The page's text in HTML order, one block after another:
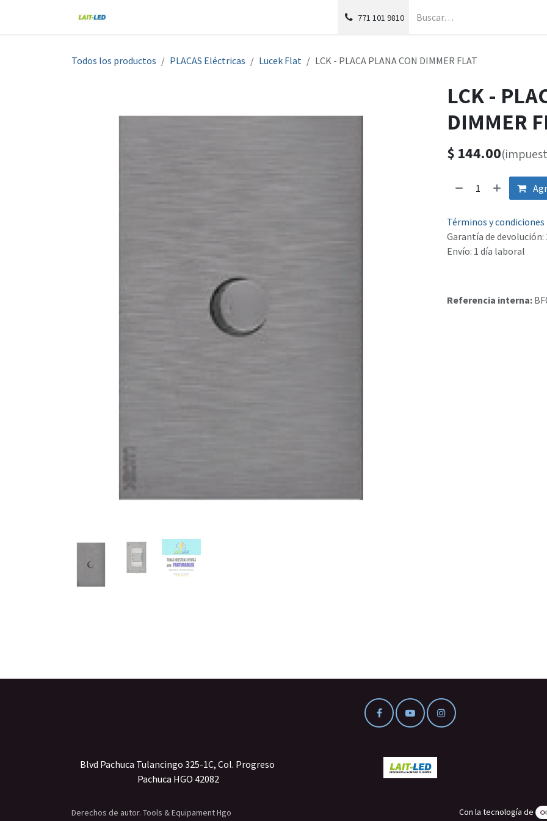
771 101 9810
Todos los productos PLACAS Eléctricas Lucek Flat LCK - PLACA PLANA CON DIMMER FLAT
LCK -
DIMMER
$ 144.00
Términos y condiciones
Garantía de devolución:
Envío: 1 día laboral
Referencia interna:
Blvd Pachuca Tulancingo 325-1C, Col. Progreso
Pachuca HGO 42082
Derechos de autor. Tools & Equipament Hgo Con la tecnología de